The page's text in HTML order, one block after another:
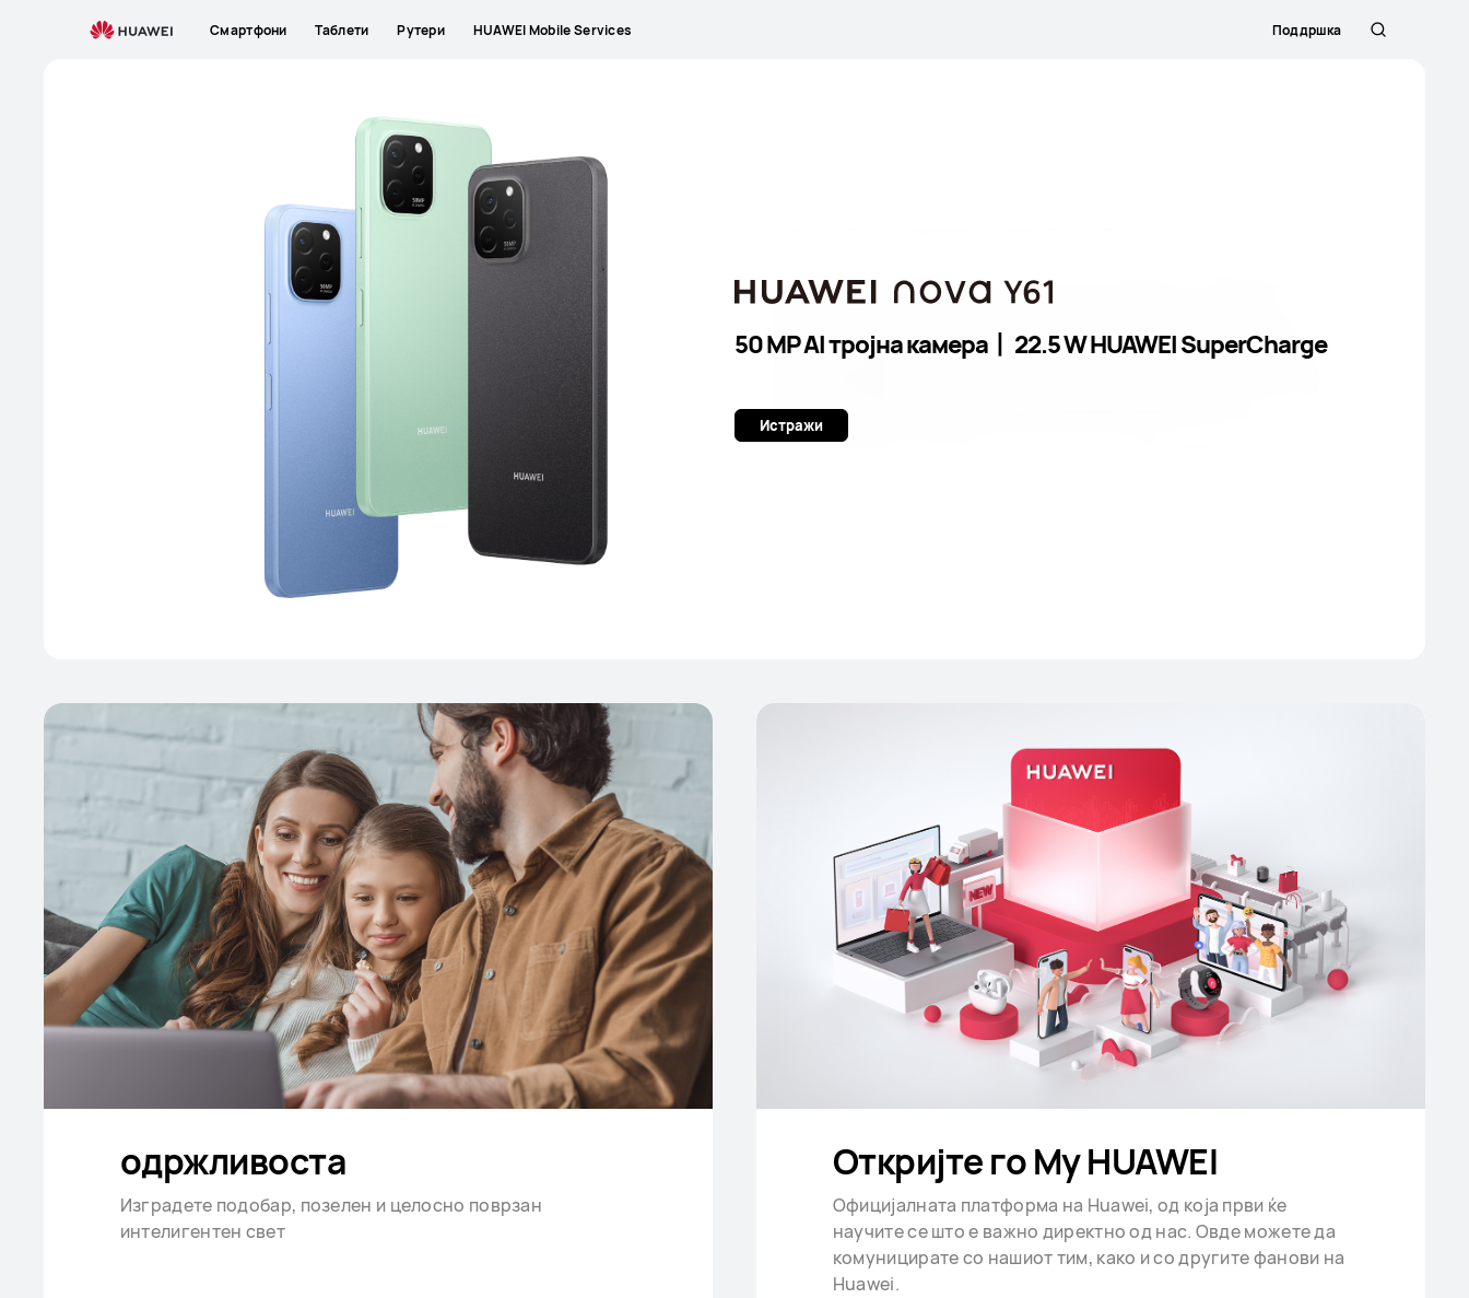
Смартфони Таблети Рутери HUAWEI Mobile Services Поддршка
50 MP AI тројна камера丨 22.5 W HUAWEI SuperCharge
Истражи
одржливоста
Изградете подобар, позелен и целосно поврзан
интелигентен свет
Откријте го My HUAWEI
Официјалната платформа на Huawei, од која први ќе
научите се што е важно директно од нас. Овде можете да
комуницирате со нашиот тим, како и со другите фанови на
Huawei.